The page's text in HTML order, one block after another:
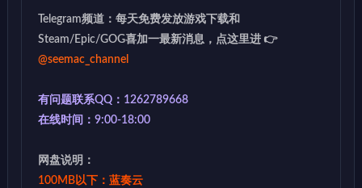
Telegram频道：每天免费发放游戏下载和
Steam/Epic/GOG喜加一最新消息，点这里进 👉
@seemac_channel
有问题联系QQ：1262789668
在线时间：9:00-18:00
网盘说明：
100MB以下：蓝奏云